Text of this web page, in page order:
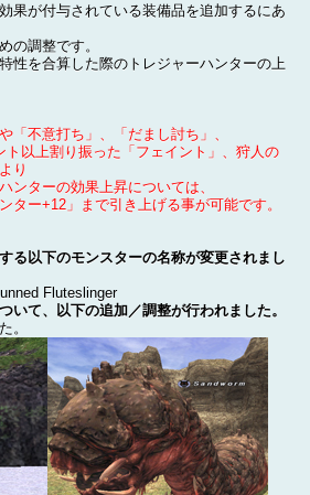
果が付与されている装備品を追加するにあ
の調整です。
性を合算した際のトレジャーハンターの上
「不意打ち」、「だまし討ち」、
ト以上割り振った「フェイント」、狩人の
り
ンターの効果上昇については、
ター+12」まで引き上げる事が可能です。
る以下のモンスターの名称が変更されまし
Fluteslinger
いて、以下の追加／調整が行われました。
。